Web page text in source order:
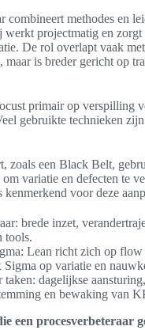
combineert methodes en
werkt projectmatig en
De rol overlapt vaak met
maar is breder gericht op
primair op verspilling
gebruikte technieken
zoals een Black Belt,
variatie en defecten te
voor deze
brede inzet,
tools.
Lean richt zich op flow
op variatie en
taken: dagelijkse aansturing,
en bewaking van
een procesverbeteraar